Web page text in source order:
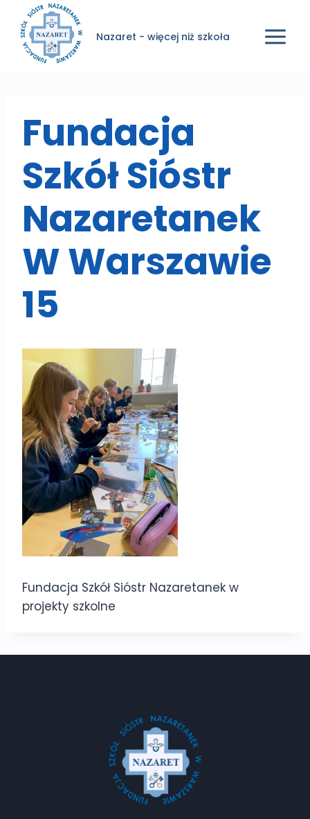
Przejdź
treści
Nazaret - więcej niż szkoła
Fundacja
Szkół Sióstr
Nazaretanek
W Warszawie
15
Fundacja Szkół Sióstr Nazaretanek w
projekty szkolne